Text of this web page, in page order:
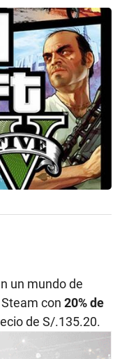
un mundo de
con 20% de
de S/.135.20.